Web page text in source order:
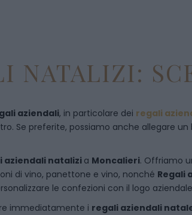
NATALIZI:
aziendali, in particolare dei regali
Se preferite, possiamo anche allegare
aziendali natalizi a Moncalieri. Offriamo
di vino, panettone e vino, nonché Regali
le confezioni con il logo
immediatamente i regali aziendali